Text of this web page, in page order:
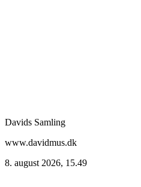
Davids Samling
www.davidmus.dk
8. august 2026, 15.49